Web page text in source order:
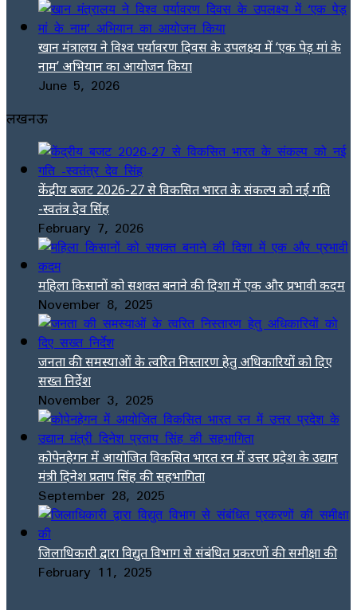
खान मंत्रालय ने विश्व पर्यावरण दिवस के उपलक्ष्य में ‘एक पेड़ मां के
नाम’ अभियान का आयोजन किया
June 5, 2026
लखनऊ
केंद्रीय बजट 2026-27 से विकसित भारत के संकल्प को नई गति
-स्वतंत्र देव सिंह
February 7, 2026
महिला किसानों को सशक्त बनाने की दिशा में एक और प्रभावी कदम
November 8, 2025
जनता की समस्याओं के त्वरित निस्तारण हेतु अधिकारियों को दिए
सख्त निर्देश
November 3, 2025
कोपेनहेगन में आयोजित विकसित भारत रन में उत्तर प्रदेश के उद्यान
मंत्री दिनेश प्रताप सिंह की सहभागिता
September 28, 2025
जिलाधिकारी द्वारा विद्युत विभाग से संबंधित प्रकरणों की समीक्षा की
February 11, 2025